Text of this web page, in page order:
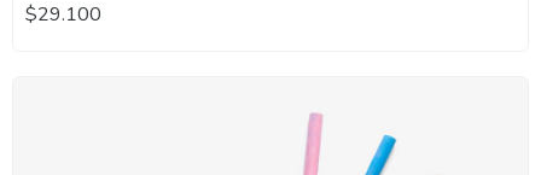
$29.100